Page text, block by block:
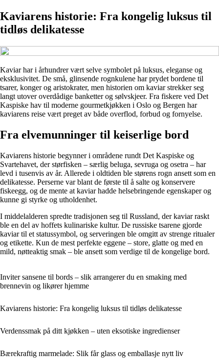
Kaviarens historie: Fra kongelig luksus til
tidløs delikatesse
Kaviar har i århundrer vært selve symbolet på luksus, eleganse og
eksklusivitet. De små, glinsende rognkulene har prydet bordene til
tsarer, konger og aristokrater, men historien om kaviar strekker seg
langt utover overdådige banketter og sølvskjeer. Fra fiskere ved Det
Kaspiske hav til moderne gourmetkjøkken i Oslo og Bergen har
kaviarens reise vært preget av både overflod, forbud og fornyelse.
Fra elvemunninger til keiserlige bord
Kaviarens historie begynner i områdene rundt Det Kaspiske og
Svartehavet, der størfisken – særlig beluga, sevruga og osetra – har
levd i tusenvis av år. Allerede i oldtiden ble størens rogn ansett som en
delikatesse. Perserne var blant de første til å salte og konservere
fiskeegg, og de mente at kaviar hadde helsebringende egenskaper og
kunne gi styrke og utholdenhet.
I middelalderen spredte tradisjonen seg til Russland, der kaviar raskt
ble en del av hoffets kulinariske kultur. De russiske tsarene gjorde
kaviar til et statussymbol, og serveringen ble omgitt av strenge ritualer
og etikette. Kun de mest perfekte eggene – store, glatte og med en
mild, nøtteaktig smak – ble ansett som verdige til de kongelige bord.
Inviter sansene til bords – slik arrangerer du en smaking med
brennevin og likører hjemme
Kaviarens historie: Fra kongelig luksus til tidløs delikatesse
Verdenssmak på ditt kjøkken – uten eksotiske ingredienser
Bærekraftig marmelade: Slik får glass og emballasje nytt liv